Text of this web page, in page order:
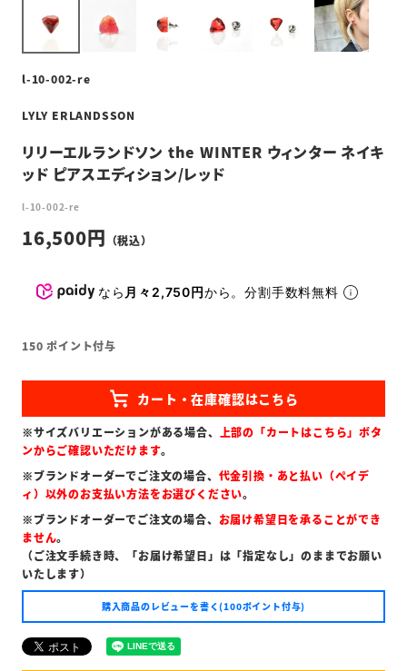
l-10-002-re
LYLY ERLANDSSON
リリーエルランドソン the WINTER ウィンター ネイキ
ッド ピアスエディション/レッド
l-10-002-re
16,500
なら 月々2,750円から。分割手数料無料
150 ポイント付与
※サイズバリエーションがある場合、 上部の「カートはこちら」ボタ
ンからご確認いただけます。
※ブランドオーダーでご注文の場合、 代金引換・あと払い（ペイデ
ィ）以外のお支払い方法をお選びください。
※ブランドオーダーでご注文の場合、 お届け希望日を承ることができ
ません。
（ご注文手続き時、「お届け希望日」は「指定なし」のままでお願い
いたします）
購入商品のレビューを書く(100ポイント付与)